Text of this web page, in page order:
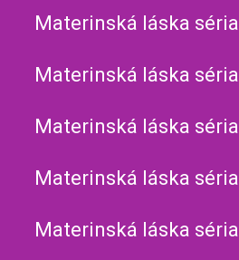
Materinská láska
Materinská láska
Materinská láska
Materinská láska
Materinská láska